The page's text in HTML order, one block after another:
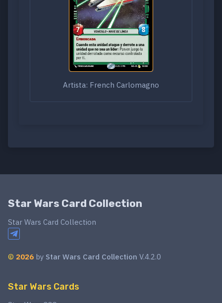
Artista: French Carlomagno
Star Wars Card Collection
Star Wars Card Collection
© 2026 by Star Wars Card Collection V.4.2.0
Star Wars Cards